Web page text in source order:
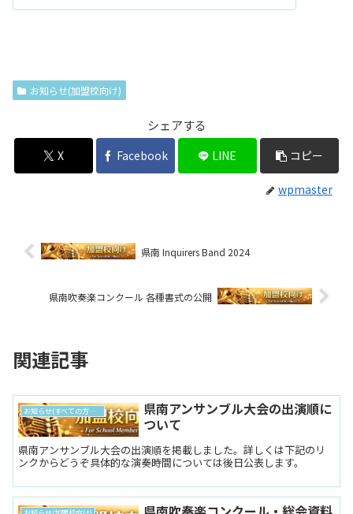
お知らせ(加盟校向け)
シェアする
X Facebook LINE コピー
wpmaster
県南 Inquirers Band 2024
県南吹奏楽コンクール 各種書式の公開
関連記事
お知らせ(すべての方向け)
県南アンサンブル大会の出演順に
ついて
県南アンサンブル大会の出演順を掲載しました。詳しくは下記のリ
ンクからどうぞ具体的な演奏時間については後日公表します。